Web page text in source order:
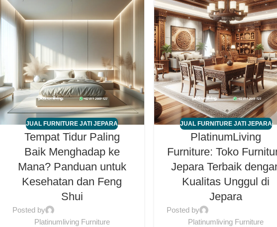
JUAL FURNITURE JATI JEPARA
Tempat Tidur Paling
Baik Menghadap ke
Mana? Panduan untuk
Kesehatan dan Feng
Shui
Posted by
Platinumliving Furniture
JUAL FURNITURE JATI JEPARA
PlatinumLiving
Furniture: Toko
Jepara Terbaik
Kualitas Unggul di
Jepara
Posted by
Platinumliving Furniture